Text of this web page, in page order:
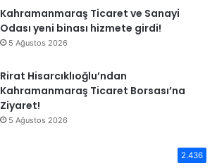
Kahramanmaraş Ticaret ve Sanayi
Odası yeni binası hizmete girdi!
5 Ağustos 2026
Rirat Hisarcıklıoğlu’ndan
Kahramanmaraş Ticaret Borsası’na
Ziyaret!
5 Ağustos 2026
2.436